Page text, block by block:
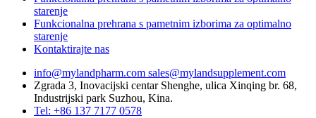
starenje
Funkcionalna prehrana s pametnim izborima za optimalno
starenje
Kontaktirajte nas
info@mylandpharm.com sales@mylandsupplement.com
Zgrada 3, Inovacijski centar Shenghe, ulica Xinqing br. 68,
Industrijski park Suzhou, Kina.
Tel: +86 137 7177 0578